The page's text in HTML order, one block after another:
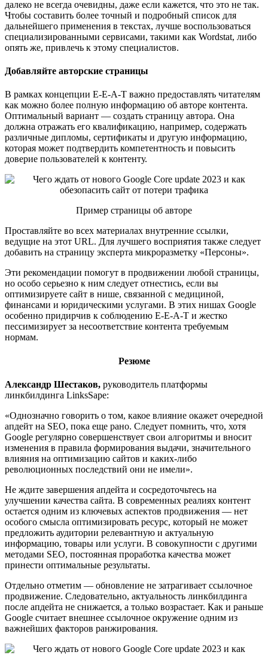
далеко не всегда очевидны, даже если кажется, что это не так.
Чтобы составить более точный и подробный список для
дальнейшего применения в текстах, лучше воспользоваться
специализированными сервисами, такими как Wordstat, либо
опять же, привлечь к этому специалистов.
Добавляйте авторские страницы
В рамках концепции E-E-A-T важно предоставлять читателям
как можно более полную информацию об авторе контента.
Оптимальный вариант — создать страницу автора. Она
должна отражать его квалификацию, например, содержать
различные дипломы, сертификаты и другую информацию,
которая может подтвердить компетентность и повысить
доверие пользователей к контенту.
Пример страницы об авторе
Проставляйте во всех материалах внутренние ссылки,
ведущие на этот URL. Для лучшего восприятия также следует
добавить на страницу эксперта микроразметку «Персоны».
Эти рекомендации помогут в продвижении любой страницы,
но особо серьезно к ним следует отнестись, если вы
оптимизируете сайт в нише, связанной с медициной,
финансами и юридическими услугами. В этих нишах Google
особенно придирчив к соблюдению E-E-A-T и жестко
пессимизирует за несоответствие контента требуемым
нормам.
Резюме
Александр Шестаков, руководитель платформы
линкбилдинга LinksSape:
«Однозначно говорить о том, какое влияние окажет очередной
апдейт на SEO, пока еще рано. Следует помнить, что, хотя
Google регулярно совершенствует свои алгоритмы и вносит
изменения в правила формирования выдачи, значительного
влияния на оптимизацию сайтов и каких-либо
революционных последствий они не имели».
Не ждите завершения апдейта и сосредоточьтесь на
улучшении качества сайта. В современных реалиях контент
остается одним из ключевых аспектов продвижения — нет
особого смысла оптимизировать ресурс, который не может
предложить аудитории релевантную и актуальную
информацию, товары или услуги. В совокупности с другими
методами SEO, постоянная проработка качества может
принести оптимальные результаты.
Отдельно отметим — обновление не затрагивает ссылочное
продвижение. Следовательно, актуальность линкбилдинга
после апдейта не снижается, а только возрастает. Как и раньше
Google считает внешнее ссылочное окружение одним из
важнейших факторов ранжирования.